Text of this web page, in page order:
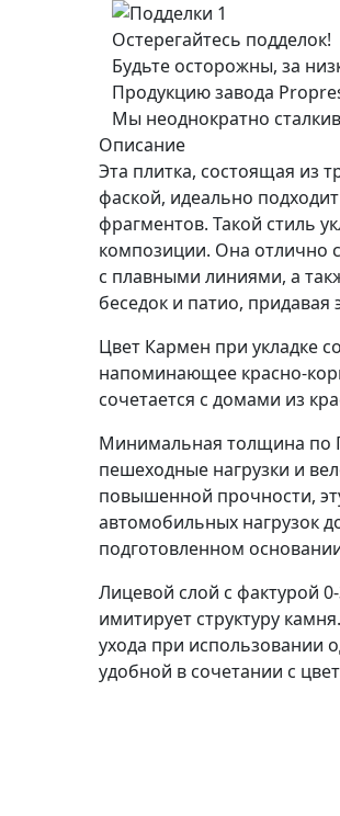
Остерегайтесь подделок!
Будьте осторожны, за
Продукцию завода
Мы неоднократно
Описание
Эта плитка, состоящая из
фаской, идеально
фрагментов. Такой стиль
композиции. Она отлично
с плавными линиями, а
беседок и патио, придавая
Цвет Кармен при укладке
напоминающее красно-
сочетается с домами из
Минимальная толщина по
пешеходные нагрузки и
повышенной прочности,
автомобильных нагрузок
подготовленном
Лицевой слой с фактурой
имитирует структуру
ухода при использовании
удобной в сочетании с